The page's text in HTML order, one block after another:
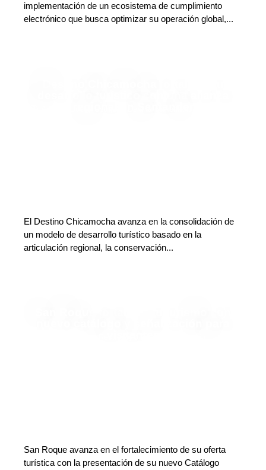
implementación de un ecosistema de cumplimiento
electrónico que busca optimizar su operación global,...
El Destino Chicamocha avanza en la consolidación de
un modelo de desarrollo turístico basado en la
articulación regional, la conservación...
San Roque avanza en el fortalecimiento de su oferta
turística con la presentación de su nuevo Catálogo